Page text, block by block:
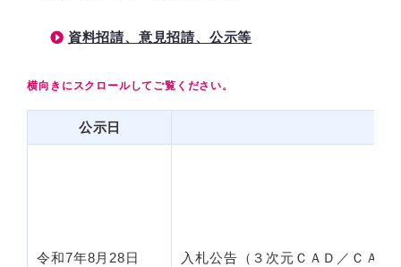
資料招請、意見招請、公示等
公示日
令和7年8月28日 入札公告（３次元ＣＡＤ／ＣＡ